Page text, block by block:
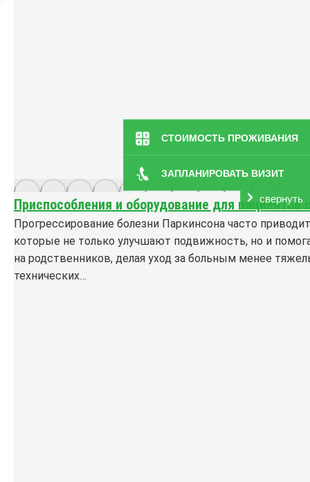
СТОИМОСТЬ ПРОЖИВАНИЯ
ЗАПЛАНИРОВАТЬ ВИЗИТ
свернуть
Приспособления и оборудование для
Прогрессирование болезни Паркинсона часто
которые не только улучшают подвижность, но и
на родственников, делая уход за больным менее
технических…